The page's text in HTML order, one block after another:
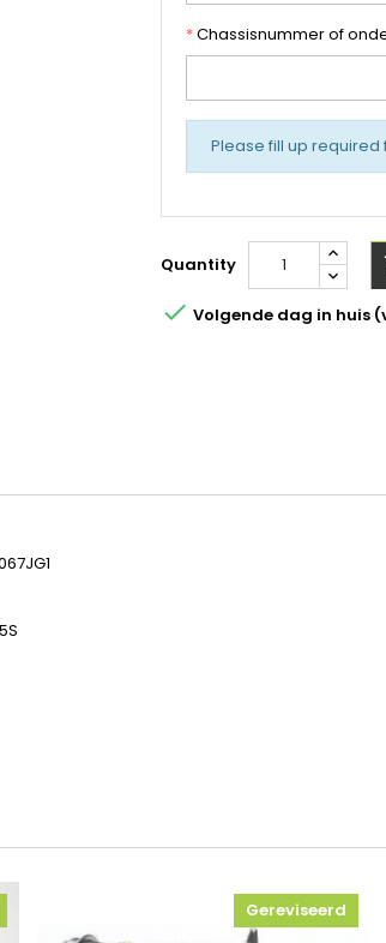
*Chassisnummer of
Please fill up required
Quantity
 Volgende dag in huis
Gereviseerd